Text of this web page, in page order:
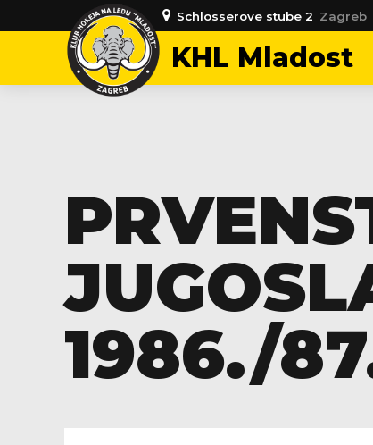
Schlosserove stube 2 Zagreb
KHL Mladost
1986./